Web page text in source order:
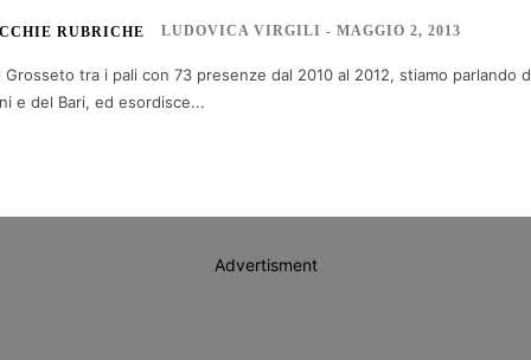
RUBRICHE LUDOVICA VIRGILI - MAGGIO 2, 2013
Grosseto tra i pali con 73 presenze dal 2010 al 2012, stiamo parlando
e del Bari, ed esordisce...
Advertisment